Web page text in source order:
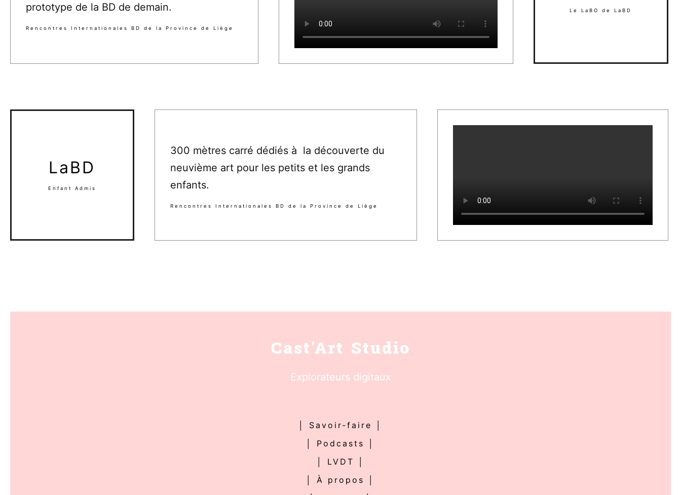
prototype de la BD de demain.
Rencontres Internationales BD de la Province de Liège
Le LaBO de LaBD
LaBD
Enfant Admis
300 mètres carré dédiés à la découverte du
neuvième art pour les petits et les grands
enfants.
Rencontres Internationales BD de la Province de Liège
Cast'Art Studio
Explorateurs digitaux
│ Savoir-faire │
│ Podcasts │
│ LVDT │
│ À propos │